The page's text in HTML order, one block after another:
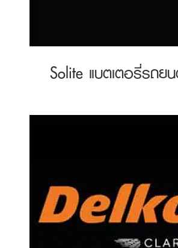
Solite แบตเตอรี่รถย